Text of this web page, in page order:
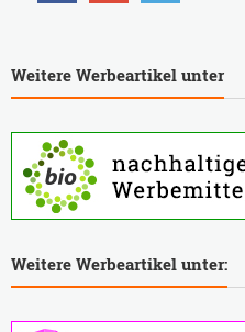
Weitere Werbeartikel unter
Weitere Werbeartikel unter: